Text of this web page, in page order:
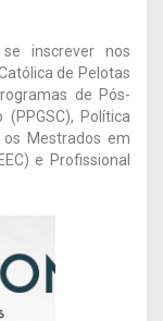
inscrever nos
de Pelotas
de Pós-
Política
os Mestrados em
e Profissional